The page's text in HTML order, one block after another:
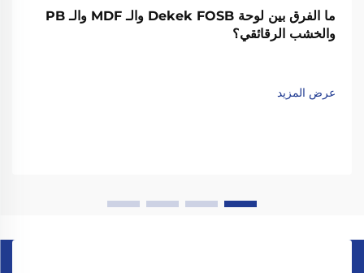
ما الفرق بين لوحة Dekek FOSB والـ MDF والـ PB
والخشب الرقائقي؟
عرض المزيد